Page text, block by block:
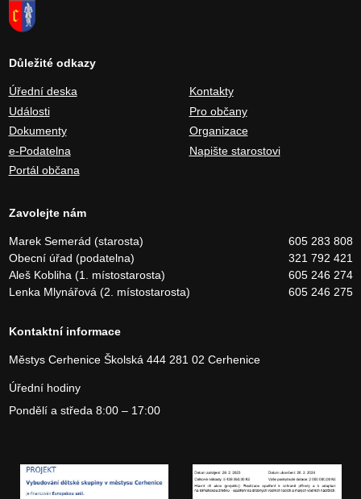
Důležité odkazy
Úřední deska
Události
Dokumenty
e-Podatelna
Portál občana
Kontakty
Pro občany
Organizace
Napište starostovi
Zavolejte nám
Marek Semerád (starosta)
605 283 808
Obecní úřad (podatelna)
321 792 421
Aleš Kobliha (1. místostarosta)
605 246 274
Lenka Mlynářová (2. místostarosta)
605 246 275
Kontaktní informace
Městys CerheniceŠkolská 444281 02 Cerhenice
Úřední hodiny
Pondělí a středa 8:00 – 17:00